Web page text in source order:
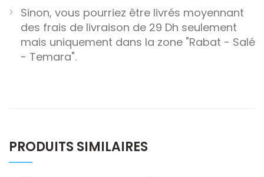
Sinon, vous pourriez être livrés moyennant
des frais de livraison de 29 Dh seulement
mais uniquement dans la zone "Rabat - Salé
- Temara".
PRODUITS SIMILAIRES